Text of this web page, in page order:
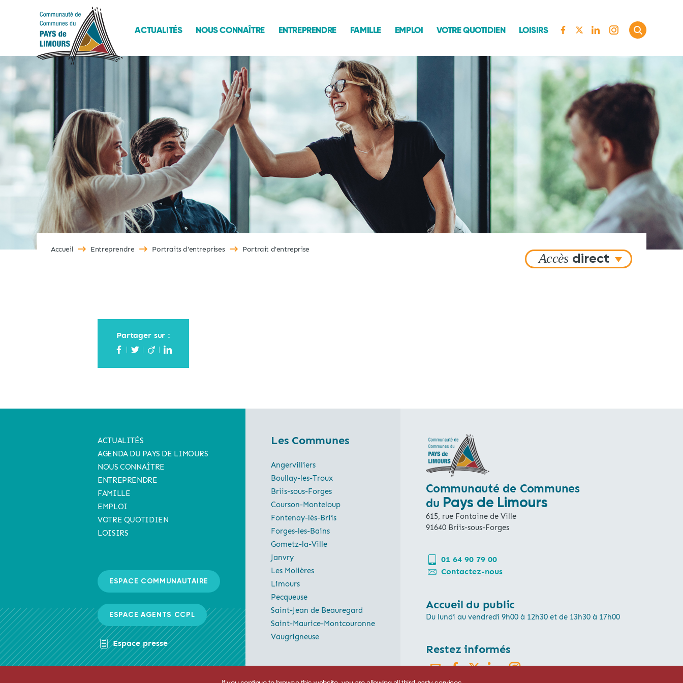
ACTUALITÉS NOUS CONNAÎTRE ENTREPRENDRE FAMILLE EMPLOI VOTRE QUOTIDIEN LOISIRS
Accueil Entreprendre Portraits d'entreprises Portrait d'entreprise
Accès direct
Partager sur :
ACTUALITÉS
AGENDA DU PAYS DE LIMOURS
NOUS CONNAÎTRE
ENTREPRENDRE
FAMILLE
EMPLOI
VOTRE QUOTIDIEN
LOISIRS
ESPACE COMMUNAUTAIRE
ESPACE AGENTS CCPL
Espace presse
Les Communes
Angervilliers
Boullay-les-Troux
Briis-sous-Forges
Courson-Monteloup
Fontenay-lès-Briis
Forges-les-Bains
Gometz-la-Ville
Janvry
Les Molières
Limours
Pecqueuse
Saint-Jean de Beauregard
Saint-Maurice-Montcouronne
Vaugrigneuse
Communauté de Communes
du Pays de Limours
615, rue Fontaine de Ville
91640 Briis-sous-Forges
01 64 90 79 00
Contactez-nous
Accueil du public
Du lundi au vendredi 9h00 à 12h30 et de 13h30 à 17h00
Restez informés